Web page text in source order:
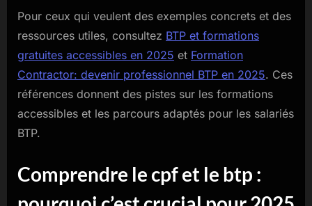
Pour ceux qui veulent des exemples concrets et des
ressources utiles, consultez BTP et formations
gratuites accessibles en 2025 et Formation
Contractor: devenir professionnel BTP en 2025. Ces
références donnent des pistes sur les formations
accessibles et les parcours adaptés pour les salariés
BTP.
Comprendre le cpf et le btp :